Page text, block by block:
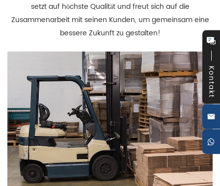
setzt auf höchste Qualität und freut sich auf die
Zusammenarbeit mit seinen Kunden, um gemeinsam eine
bessere Zukunft zu gestalten!
Kontakt